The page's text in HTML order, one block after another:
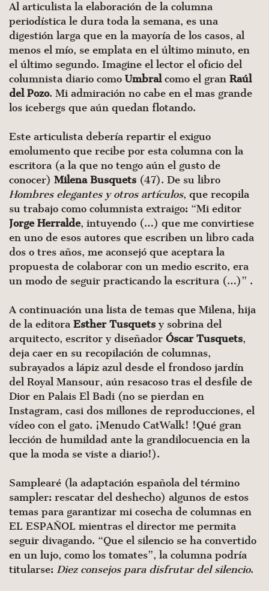
Al articulista la elaboración de la columna
periodística le dura toda la semana, es una
digestión larga que en la mayoría de los casos, al
menos el mío, se emplata en el último minuto, en
el último segundo. Imagine el lector el oficio del
columnista diario como Umbralcomo el gran Raúl
del Pozo. Mi admiración no cabe en el mas grande
los icebergs que aún quedan flotando.
Este articulista debería repartir el exiguo
emolumento que recibe por esta columna con la
escritora (a la que no tengo aún el gusto de
conocer) Milena Busquets (47). De su libro
Hombres elegantes y otros artículos, que recopila
su trabajo como columnista extraigo: “Mi editor
Jorge Herralde, intuyendo (…) que me convirtiese
en uno de esos autores que escriben un libro cada
dos o tres años, me aconsejó que aceptara la
propuesta de colaborar con un medio escrito, era
un modo de seguir practicando la escritura (…)” .
A continuación una lista de temas que Milena, hija
de la editora Esther Tusquets y sobrina del
arquitecto, escritor y diseñador Óscar Tusquets,
deja caer en su recopilación de columnas,
subrayados a lápiz azul desde el frondoso jardín
del Royal Mansour, aún resacoso tras el desfile de
Dior en Palais El Badi (no se pierdan en
Instagram, casi dos millones de reproducciones, el
vídeo con el gato. ¡Menudo CatWalk! !Qué gran
lección de humildad ante la grandilocuencia en la
que la moda se viste a diario!).
Samplearé (la adaptación española del término
sampler: rescatar del deshecho) algunos de estos
temas para garantizar mi cosecha de columnas en
EL ESPAÑOL mientras el director me permita
seguir divagando. “Que el silencio se ha convertido
en un lujo, como los tomates”, la columna podría
titularse: Diez consejos para disfrutar del silencio.